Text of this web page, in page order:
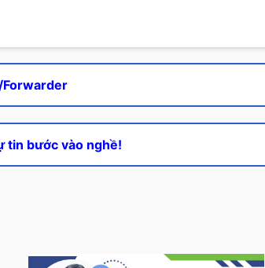
Forwarder
tin bước vào nghề!